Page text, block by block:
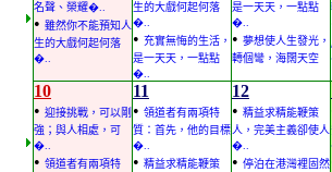
名聲、榮耀�..
• 雖然你不能預知人
生的大戲何起何落
�..
生的大戲何起何落
�..
• 充實無悔的生活，
是一天天，一點點
�..
是一天天，一點點
�..
• 夢想使人生發光，
轉個彎，海闊天空
10
• 迎接挑戰，可以剛
強；與人相處，可
�..
• 領道者有兩項特
11
• 領道者有兩項特
質：首先，他的目標
�..
• 精益求精能鞭策
12
• 精益求精能鞭策
人，完美主義卻使人
�..
• 停泊在港灣裡固然